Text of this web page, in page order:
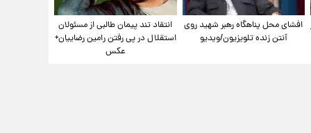
افشای محل پناهگاه‌ رهبر شهید روی
آنتن زنده تلویزیون/ویدیو
انتقاد تند پیمان طالبی از مسئولان
استقلال در پی رفتن رامین رضاییان+
عکس